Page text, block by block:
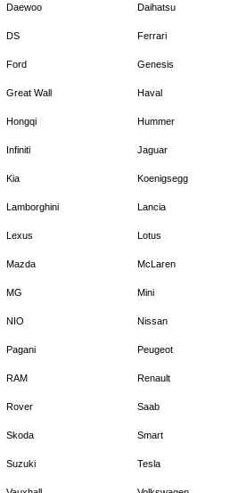
Daewoo Daihatsu
DS Ferrari
Ford Genesis
Great Wall Haval
Hongqi Hummer
Infiniti Jaguar
Kia Koenigsegg
Lamborghini Lancia
Lexus Lotus
Mazda McLaren
MG Mini
NIO Nissan
Pagani Peugeot
RAM Renault
Rover Saab
Skoda Smart
Suzuki Tesla